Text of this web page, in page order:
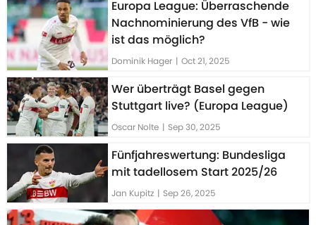
Europa League: Überraschende
Nachnominierung des VfB - wie
ist das möglich?
Dominik Hager | Oct 21, 2025
Wer überträgt Basel gegen
Stuttgart live? (Europa League)
Oscar Nolte | Sep 30, 2025
Fünfjahreswertung: Bundesliga
mit tadellosem Start 2025/26
Jan Kupitz | Sep 26, 2025